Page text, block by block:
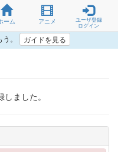
ーム アニメ
ユーザ登録
ログイン
。 ガイドを見る
しました。